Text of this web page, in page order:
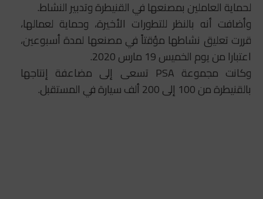
لحماية العاملين بمصنعها في القنيطرة وتدبير النشاط.
وأضافت أنه بالنظر للتطورات الأخيرة، وحماية لعمالها،
قررت تعليق نشاطها مؤقتاً في مصنعها لمدة أسبوعين،
اعتبارا من يوم الخميس 19 مارس 2020.
وكانت مجموعة PSA تسعى إلى مضاعفة إنتاجها
بالقنيطرة من 100 إلى 200 ألف سيارة في المستقبل.